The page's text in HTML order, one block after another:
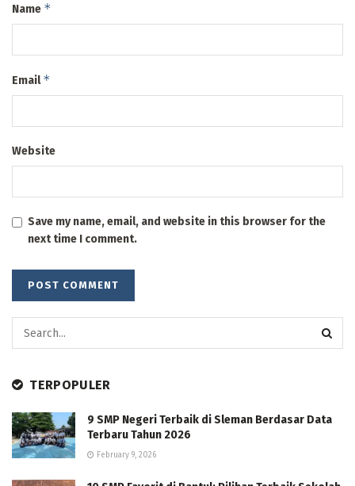
Name *
Email*
Website
Save my name, email, and website in this browser for the
next time I comment.
TERPOPULER
9 SMP Negeri Terbaik di Sleman Berdasar Data
Terbaru Tahun 2026
February 9, 2026